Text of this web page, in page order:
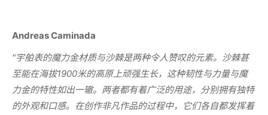
Andreas Caminada
"宇舶表的魔力金材质与沙棘是两种令人赞叹的元素。沙棘甚
至能在海拔1900米的高原上顽强生长，这种韧性与力量与魔
力金的特性如出一辙。两者都有着广泛的用途，分别拥有独特
的外观和口感。在创作非凡作品的过程中，它们各自都发挥着